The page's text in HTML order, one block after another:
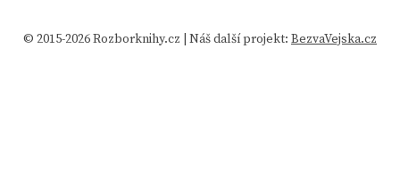
© 2015-2026 Rozborknihy.cz | Náš další projekt: BezvaVejska.cz